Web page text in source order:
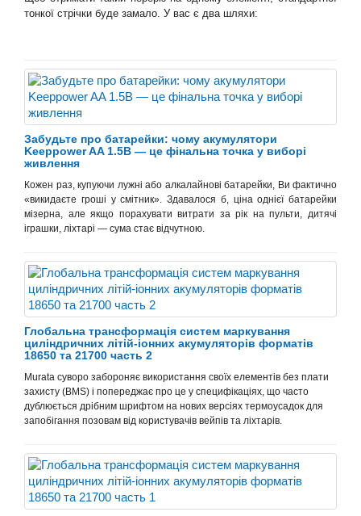
тонкої стрічки буде замало. У вас є два шляхи:
Забудьте про батарейки: чому акумулятори
Keeppower AA 1.5В — це фінальна точка у виборі
живлення
Кожен раз, купуючи лужні або алкалайнові батарейки, Ви фактично
«викидаєте гроші у смітник». Здавалося б, ціна однієї батарейки
мізерна, але якщо порахувати витрати за рік на пульти, дитячі
іграшки, ліхтарі — сума стає відчутною.
Глобальна трансформація систем маркування
циліндричних літій-іонних акумуляторів форматів
18650 та 21700 часть 2
Murata суворо забороняє використання своїх елементів без плати
захисту (BMS) і попереджає про це у специфікаціях, що часто
дублюється дрібним шрифтом на нових версіях термоусадок для
запобігання позовам від користувачів вейпів та ліхтарів.